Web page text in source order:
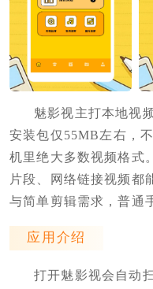
魅影视主打本地视
安装包仅55MB左右，
机里绝大多数视频格式
片段、网络链接视频都
与简单剪辑需求，普通
应用介绍
打开魅影视会自动